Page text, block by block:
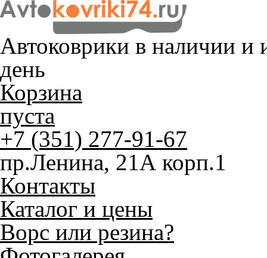
Автоковрики в наличии и
день
Корзина
пуста
+7 (351) 277-91-67
пр.Ленина, 21А корп.1
Контакты
Каталог и цены
Ворс или резина?